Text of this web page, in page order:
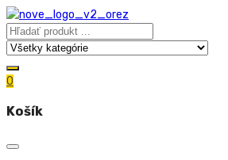
0
Košík